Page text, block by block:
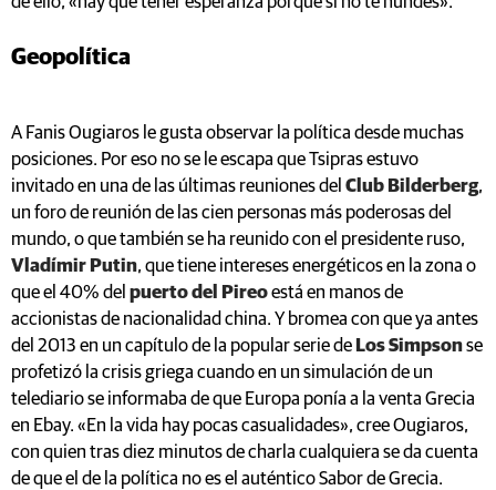
Geopolítica
A Fanis Ougiaros le gusta observar la política desde muchas
posiciones. Por eso no se le escapa que Tsipras estuvo
invitado en una de las últimas reuniones del Club Bilderberg,
un foro de reunión de las cien personas más poderosas del
mundo, o que también se ha reunido con el presidente ruso,
Vladímir Putin, que tiene intereses energéticos en la zona o
que el 40% del puerto del Pireoestá en manos de
accionistas de nacionalidad china. Y bromea con que ya antes
del 2013 en un capítulo de la popular serie de Los Simpsonse
profetizó la crisis griega cuando en un simulación de un
telediario se informaba de que Europa ponía a la venta Grecia
en Ebay. «En la vida hay pocas casualidades», cree Ougiaros,
con quien tras diez minutos de charla cualquiera se da cuenta
de que el de la política no es el auténtico Sabor de Grecia.